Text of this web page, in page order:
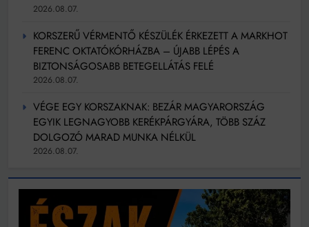
2026.08.07.
KORSZERŰ VÉRMENTŐ KÉSZÜLÉK ÉRKEZETT A MARKHOT
FERENC OKTATÓKÓRHÁZBA – ÚJABB LÉPÉS A
BIZTONSÁGOSABB BETEGELLÁTÁS FELÉ
2026.08.07.
VÉGE EGY KORSZAKNAK: BEZÁR MAGYARORSZÁG
EGYIK LEGNAGYOBB KERÉKPÁRGYÁRA, TÖBB SZÁZ
DOLGOZÓ MARAD MUNKA NÉLKÜL
2026.08.07.